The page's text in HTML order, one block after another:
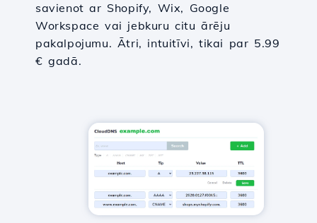
savienot ar Shopify, Wix, Google
Workspace vai jebkuru citu ārēju
pakalpojumu. Ātri, intuitīvi, tikai par 5.99
€ gadā.